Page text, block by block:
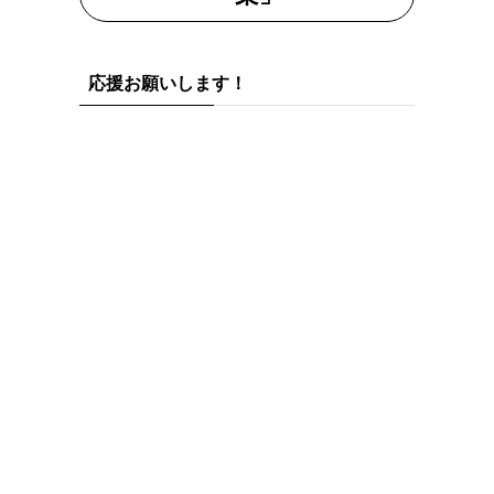
応援お願いします！